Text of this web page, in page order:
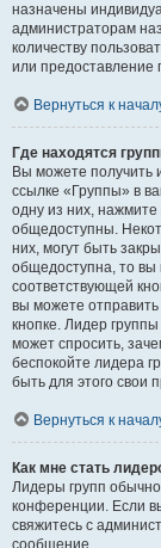
назначены
администраторам
количеству
или предоставление
Вернуться к
Где находятся
Вы можете получить
ссылке «Группы» в
одну из них, нажмите
общедоступны.
них, могут быть
общедоступна, то вы
соответствующей
вы можете
кнопке. Лидер
может спросить,
беспокойте лидера
быть для этого свои
Вернуться к
Как мне стать
Лидеры групп
конференции. Если
свяжитесь с
сообщение.